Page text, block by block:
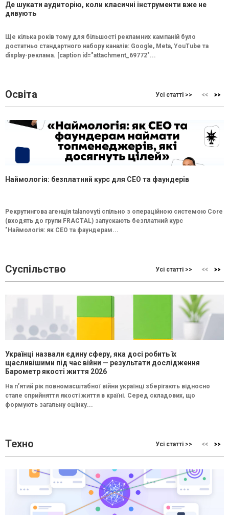
Де шукати аудиторію, коли класичні інструменти вже не
дивують
Ще кілька років тому для більшості рекламних кампаній було
достатньо стандартного набору каналів: Google, Meta, YouTube та
display-реклама. [caption id="attachment_69772"...
Освіта Усі статті >>
Наймологія: безплатний курс для CEO та фаундерів
Рекрутингова агенція talanovyti спільно з операційною системою Core
(входять до групи FRACTAL) запускають безплатний курс
"Наймологія: як СEO та фаундерам...
Суспільство Усі статті >>
Українці назвали єдину сферу, яка досі робить їх
щасливішими під час війни — результати дослідження
Барометр якості життя 2026
На п’ятий рік повномасштабної війни українці зберігають відносно
стале сприйняття якості життя в країні. Серед складових, що
формують загальну оцінку...
Техно Усі статті >>